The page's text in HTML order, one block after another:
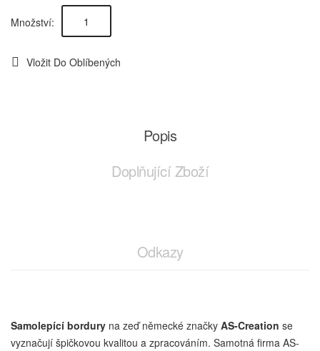
Množství:
Vložit Do Oblíbených
Popis
Doplňující Zboží
Odkazy
Samolepící bordury na zeď německé značky AS-Creation se
vyznačují špičkovou kvalitou a zpracováním. Samotná firma AS-